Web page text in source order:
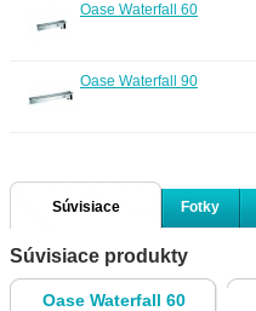
Oase Waterfall 60
Oase Waterfall 90
Súvisiace
produkty
Fotky
Súvisiace produkty
Oase Waterfall 60